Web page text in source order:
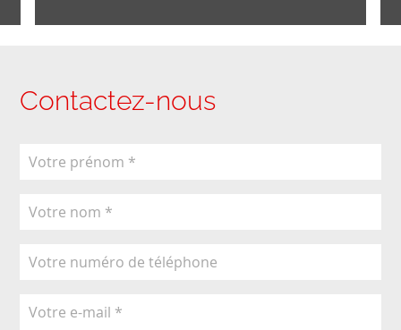
Contactez-nous